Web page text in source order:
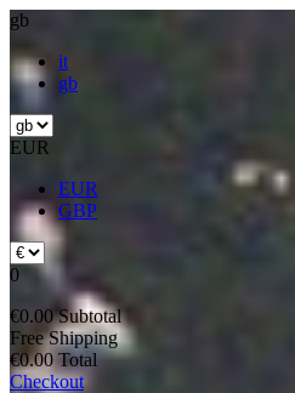
gb
it
gb
EUR
EUR
GBP
0
€0.00 Subtotal
Free Shipping
€0.00 Total
Checkout